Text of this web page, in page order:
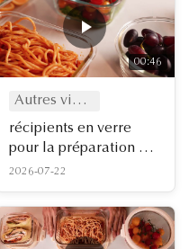
00:46
Autres vidéos
récipients en verre
pour la préparation des
aliments
2026-07-22